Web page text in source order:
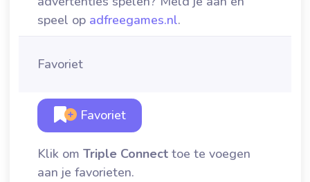
speel op adfreegames.nl.
Favoriet
Favoriet
Klik om Triple Connect toe te voegen
aan je favorieten.